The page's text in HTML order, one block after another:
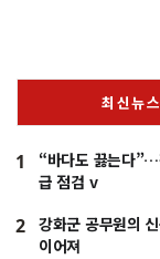
최신뉴스
1
“바다도 끓는다
급 점검 v
2
강화군 공무원의
이어져